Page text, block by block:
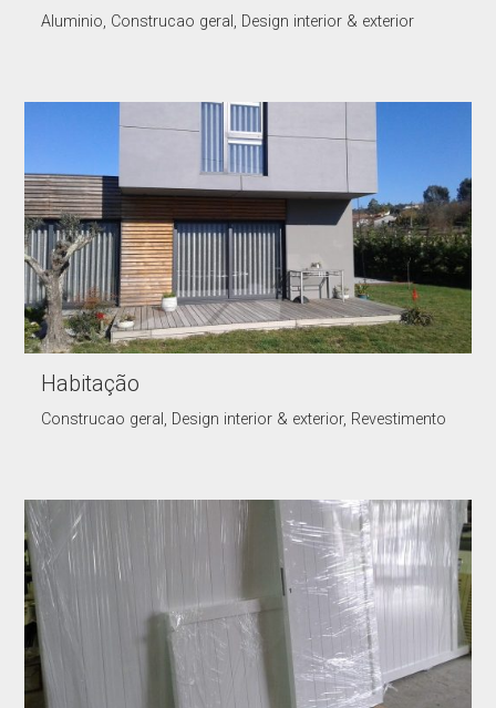
Aluminio, Construcao geral, Design interior & exterior
Habitação
Construcao geral, Design interior & exterior, Revestimento